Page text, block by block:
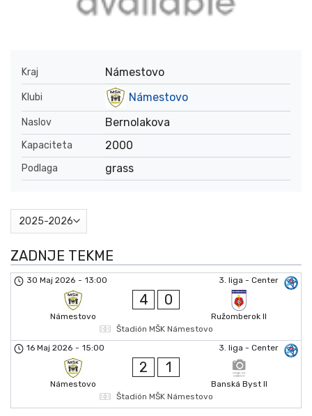
Kraj Námestovo
Klubi Námestovo
Naslov Bernolakova
Kapaciteta 2000
Podlaga grass
ZADNJE TEKME
3. liga - Center
30 Maj 2026 - 13:00
Námestovo
4 0
Ružomberok II
Štadión MŠK Námestovo
3. liga - Center
16 Maj 2026 - 15:00
Námestovo
2 1
Banská Byst II
Štadión MŠK Námestovo